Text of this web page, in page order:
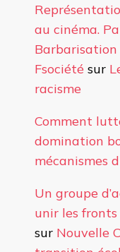
au cinéma.
Fsociétésur
racisme
Comment
domination
mécanismes
Un groupe
unir les
sur Nouvelle